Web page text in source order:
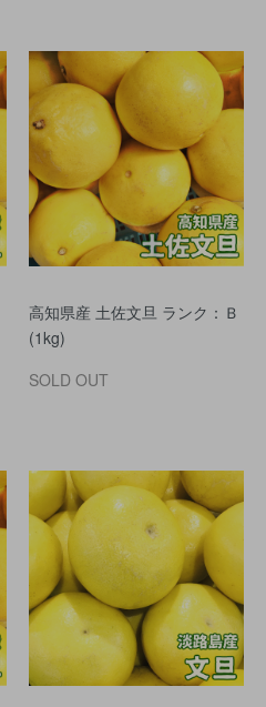
高知県産 土佐文旦 ランク：Ｂ
(1kg)
SOLD OUT